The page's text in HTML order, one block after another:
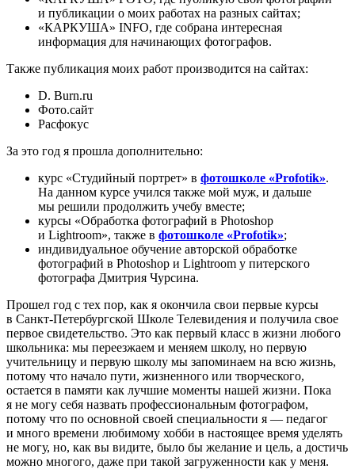
и публикации о моих работах на разных сайтах;
«КАРКУША» INFO, где собрана интересная
информация для начинающих фотографов.
Также публикация моих работ производится на сайтах:
D. Burn.ru
Фото.сайт
Расфокус
За это год я прошла дополнительно:
курс «Студийный портрет» в фотошколе «Profotik».
На данном курсе учился также мой муж, и дальше
мы решили продолжить учебу вместе;
курсы «Обработка фотографий в Photoshop
и Lightroom», также в фотошколе «Profotik»;
индивидуальное обучение авторской обработке
фотографий в Photoshop и Lightroom у питерского
фотографа Дмитрия Чурсина.
Прошел год с тех пор, как я окончила свои первые курсы
в Санкт-Петербургской Школе Телевидения и получила свое
первое свидетельство. Это как первый класс в жизни любого
школьника: мы переезжаем и меняем школу, но первую
учительницу и первую школу мы запоминаем на всю жизнь,
потому что начало пути, жизненного или творческого,
остается в памяти как лучшие моменты нашей жизни. Пока
я не могу себя назвать профессиональным фотографом,
потому что по основной своей специальности я — педагог
и много времени любимому хобби в настоящее время уделять
не могу, но, как вы видите, было бы желание и цель, а достичь
можно многого, даже при такой загруженности как у меня.